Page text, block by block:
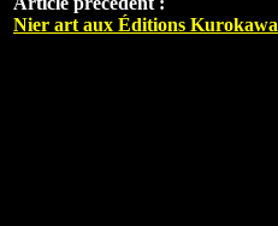
Nier art aux Éditions Kurokawa